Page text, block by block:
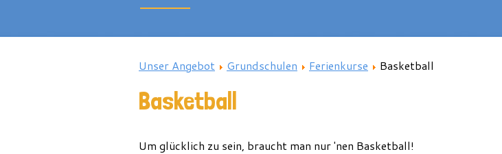
Unser Angebot Grundschulen Ferienkurse Basketball
Basketball
Um glücklich zu sein, braucht man nur 'nen Basketball!